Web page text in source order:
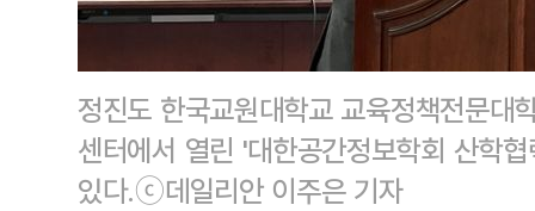
정진도 한국교원대학교 교육정책전문대
센터에서 열린 '대한공간정보학회 산학
있다.ⓒ데일리안 이주은 기자